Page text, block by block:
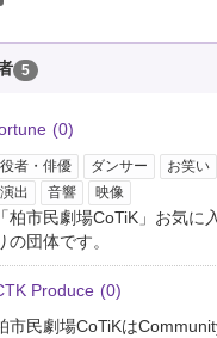
5
(0)
役者・俳優 ダンサー
お笑い
演出
音響 映像
「柏市民劇場CoTiK」お気に入
の団体です。
Produce (0)
市民劇場CoTiKは